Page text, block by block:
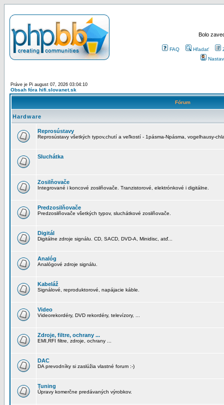
Bolo
FAQ Hľadať
Práve je Pi august 07, 2026 03:04:10
Obsah fóra hifi.slovanet.sk
Fórum
Hardware
Reprosústavy
Reprosústavy všetkých typov,chutí a veľkostí - 1pásma-Npásma, vogelhausy-
Sluchátka
Zosilňovače
Integrované i koncové zosilňovače. Tranzistorové, elektrónkové i digitálne.
Predzosilňovače
Predzosilňovače všetkých typov, sluchátkové zosilňovače.
Digitál
Digitálne zdroje signálu. CD, SACD, DVD-A, Minidisc, atď...
Analóg
Analógové zdroje signálu.
Kabeláž
Signálové, reproduktorové, napájacie káble.
Video
Videorekordéry, DVD rekordéry, televízory, ...
Zdroje, filtre, ochrany ...
EMI,RFI filtre, zdroje, ochrany ...
DAC
DA prevodníky si zaslúžia vlastné forum :-)
Tuning
Úpravy komerčne predávaných výrobkov.